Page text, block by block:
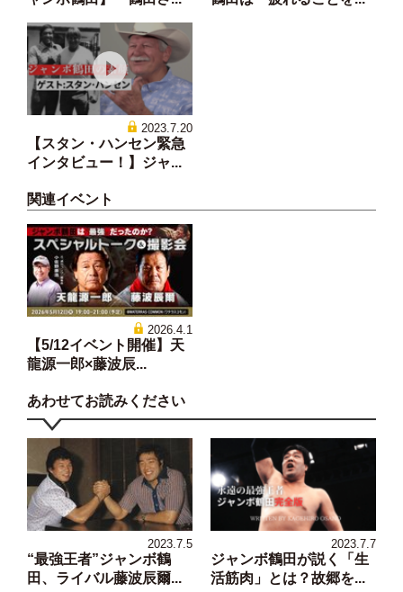
2023.7.20
【スタン・ハンセン緊急
インタビュー！】ジャ...
関連イベント
2026.4.1
【5/12イベント開催】天
龍源一郎×藤波辰...
あわせてお読みください
2023.7.5
“最強王者”ジャンボ鶴
田、ライバル藤波辰爾...
2023.7.7
ジャンボ鶴田が説く「生
活筋肉」とは？故郷を...